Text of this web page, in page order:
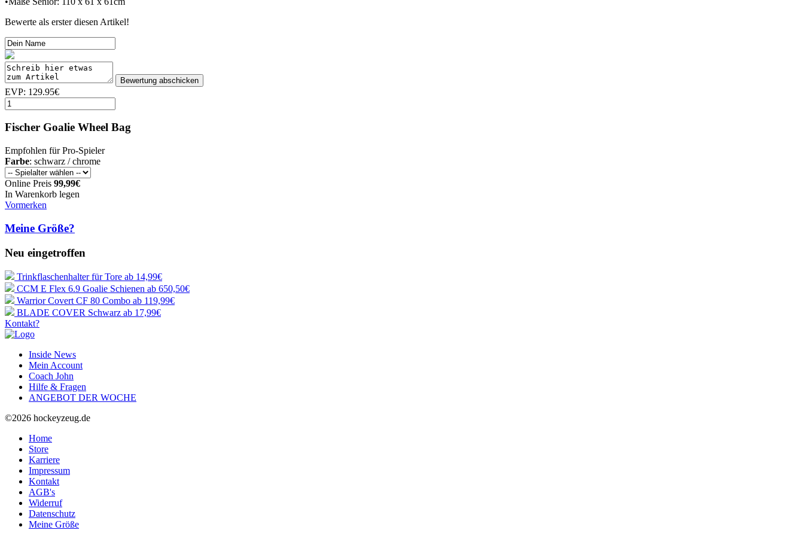
Bewerte als erster diesen Artikel!
EVP: 129.95€
Fischer Goalie Wheel Bag
Empfohlen für Pro-Spieler
Farbe: schwarz / chrome
Online Preis 99,99€
In Warenkorb legen
Vormerken
Meine Größe?
Neu eingetroffen
Trinkflaschenhalter für Tore ab 14,99€
CCM E Flex 6.9 Goalie Schienen ab 650,50€
Warrior Covert CF 80 Combo ab 119,99€
BLADE COVER Schwarz ab 17,99€
Kontakt?
Inside News
Mein Account
Coach John
Hilfe & Fragen
ANGEBOT DER WOCHE
©2026 hockeyzeug.de
Home
Store
Karriere
Impressum
Kontakt
AGB's
Widerruf
Datenschutz
Meine Größe